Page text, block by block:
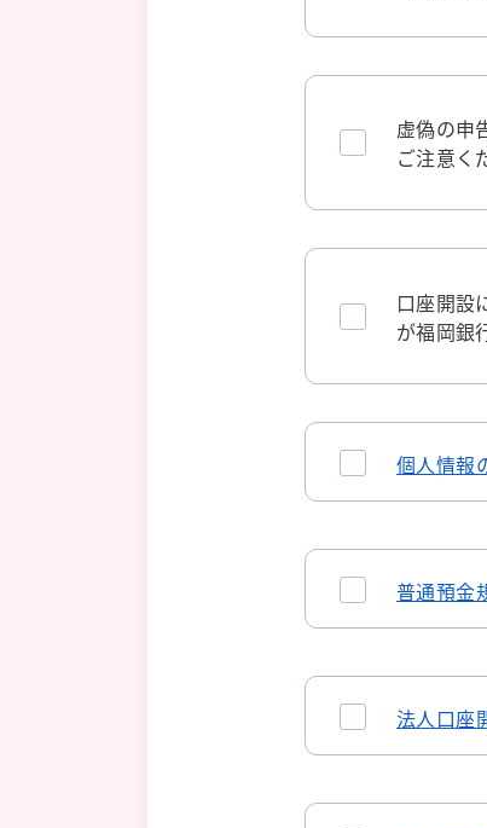
虚偽の申
ご注意く
口座開設
が福岡銀
個人情報
普通預金
法人口座